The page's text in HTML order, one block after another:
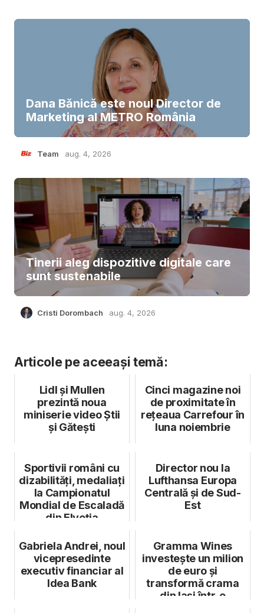
Dana Bănică este noul Director de
Marketing al METRO România
Team aug. 4, 2026
Tinerii aleg dispozitive digitale care
sunt sustenabile
Cristi Dorombach aug. 4, 2026
Articole pe aceeași temă:
Lidl și Mullen
prezintă noua
miniserie video Știi
și Gătești
Cinci magazine noi
de proximitate în
rețeaua Carrefour în
luna noiembrie
Sportivii români cu
dizabilităţi, medaliaţi
la Campionatul
Mondial de Escaladă
din Elveția
Director nou la
Lufthansa Europa
Centrală și de Sud-
Est
Gabriela Andrei, noul
vicepresedinte
executiv financiar al
Idea Bank
Gramma Wines
investește un milion
de euro și
transformă crama
din Iași într-o